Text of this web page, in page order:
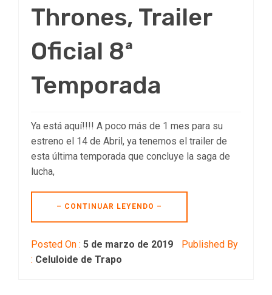
Thrones, Trailer
Oficial 8ª
Temporada
Ya está aquí!!!! A poco más de 1 mes para su
estreno el 14 de Abril, ya tenemos el trailer de
esta última temporada que concluye la saga de
lucha,
– CONTINUAR LEYENDO –
Posted On : 5 de marzo de 2019
Published By
: Celuloide de Trapo